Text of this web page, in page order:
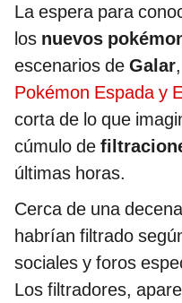
La espera para
los nuevos
escenarios de Galar
Pokémon Espada y
corta de lo que
cúmulo de
últimas horas.
Cerca de una
habrían filtrado
sociales y foros
Los filtradores,